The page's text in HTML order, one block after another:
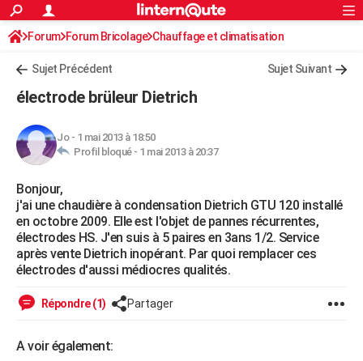
ACTUALITÉS
Politique
Société
Faits Divers
Education
Monde
Villes
+
Retraite
Impôts
Epargne
Immobilier
Risques naturels par ville
Banque
Assurance
Crédit
AUTO
HIGH-TECH
Mobiles
Meilleur smartphone
Internet
Ordinateurs
Jeux vidéo
Guide high-tech
+BRICOLAGE
Forum
Aménagement intérieur
Extérieur
Cuisine
Salle de bains
Jardinage
Rangement
WEEK-END
Art de vivre
Bien-être
Loisirs
Mode
Modes de vie
Alimentation
Guide de la santé
Maladies
Médicaments
Sommeil
VOYAGE
Rechercher
S'inscrire
Connexion
Forum Forum Bricolage Chauffage et climatisation
Sujet Précédent Sujet Suivant
électrode brüleur Dietrich
Jo- 1 mai 2013 à 18:50
Profil bloqué - 1 mai 2013 à 20:37
Bonjour,
j'ai une chaudière à condensation Dietrich GTU 120 installé
en octobre 2009. Elle est l'objet de pannes récurrentes,
électrodes HS. J'en suis à 5 paires en 3ans 1/2. Service
après vente Dietrich inopérant. Par quoi remplacer ces
électrodes d'aussi médiocres qualités.
Répondre (1) Partager
A voir également: